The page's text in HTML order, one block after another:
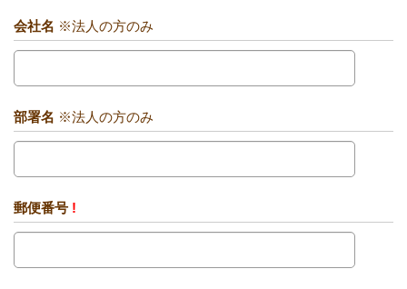
会社名 ※法人の方のみ
部署名 ※法人の方のみ
郵便番号 !